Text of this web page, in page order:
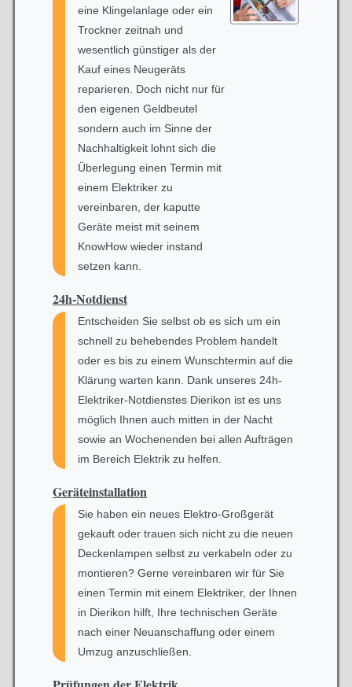
eine Klingelanlage oder ein
Trockner zeitnah und
wesentlich günstiger als der
Kauf eines Neugeräts
reparieren. Doch nicht nur für
den eigenen Geldbeutel
sondern auch im Sinne der
Nachhaltigkeit lohnt sich die
Überlegung einen Termin mit
einem Elektriker zu
vereinbaren, der kaputte
Geräte meist mit seinem
KnowHow wieder instand
setzen kann.
24h-Notdienst
Entscheiden Sie selbst ob es sich um ein
schnell zu behebendes Problem handelt
oder es bis zu einem Wunschtermin auf die
Klärung warten kann. Dank unseres 24h-
Elektriker-Notdienstes Dierikon ist es uns
möglich Ihnen auch mitten in der Nacht
sowie an Wochenenden bei allen Aufträgen
im Bereich Elektrik zu helfen.
Geräteinstallation
Sie haben ein neues Elektro-Großgerät
gekauft oder trauen sich nicht zu die neuen
Deckenlampen selbst zu verkabeln oder zu
montieren? Gerne vereinbaren wir für Sie
einen Termin mit einem Elektriker, der Ihnen
in Dierikon hilft, Ihre technischen Geräte
nach einer Neuanschaffung oder einem
Umzug anzuschließen.